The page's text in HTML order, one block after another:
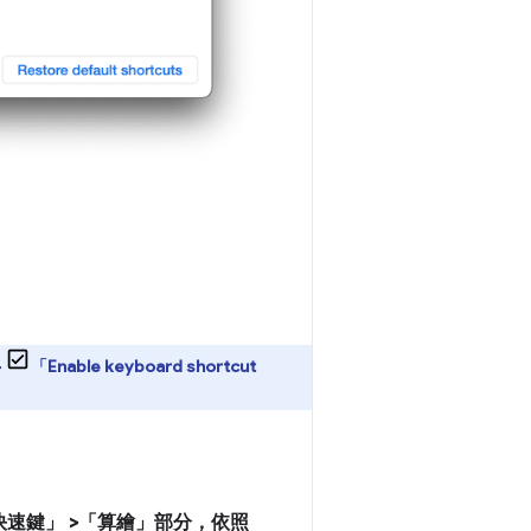
「Enable keyboard shortcut
鍵」 >「算繪」 部分，依照